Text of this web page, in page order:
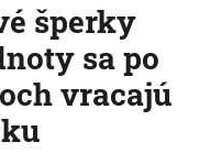
šperky
sa po
vracajú